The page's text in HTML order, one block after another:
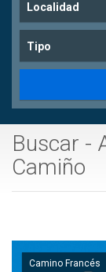
Localidad
Tipo
Buscar -
Camiño
Camino Francés